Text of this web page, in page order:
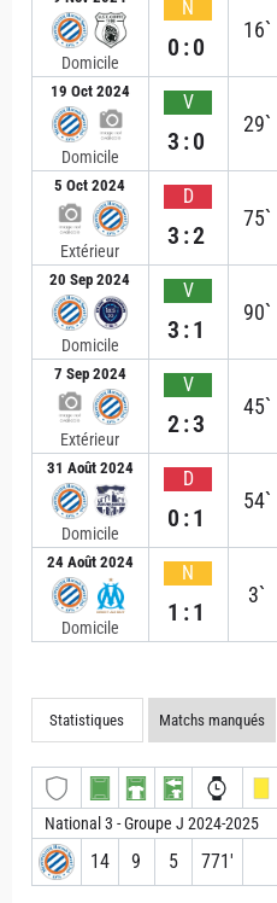
Domicile
N
0:0
16`
19 Oct 2024
Domicile
V
3:0
29`
5 Oct 2024
Extérieur
D
3:2
75`
20 Sep 2024
Domicile
V
3:1
90`
7 Sep 2024
Extérieur
V
2:3
45`
31 Août 2024
Domicile
D
0:1
54`
24 Août 2024
Domicile
N
1:1
3`
Statistiques Matchs manqués
National 3 - Groupe J 2024-2025
14 9 5 771′